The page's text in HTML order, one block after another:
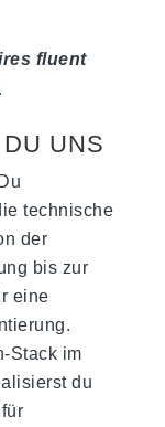
fluent
UNS
Du
technische
der
bis zur
eine
Stack im
du